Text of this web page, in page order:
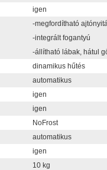
igen
-megfordítható
-integrált fogantyú
-állítható lábak, hátul
dinamikus hűtés
automatikus
igen
igen
NoFrost
automatikus
igen
10 kg